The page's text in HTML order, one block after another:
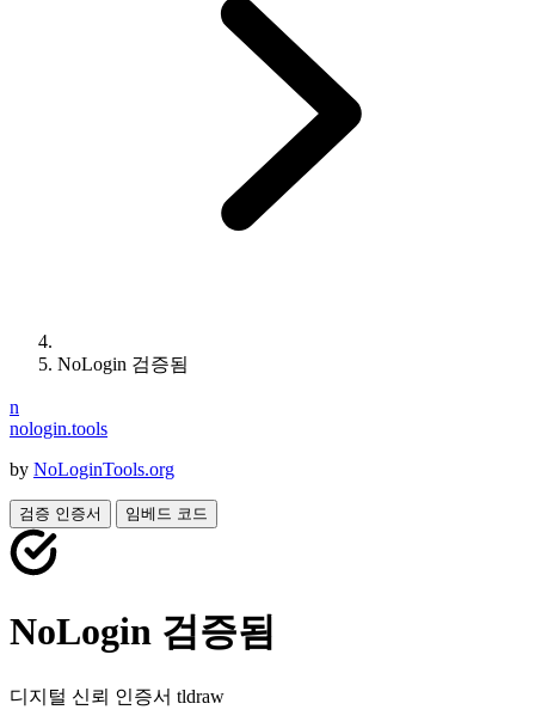
NoLogin 검증됨
n
nologin.tools
by NoLoginTools.org
검증 인증서 임베드 코드
NoLogin 검증됨
디지털 신뢰 인증서 tldraw